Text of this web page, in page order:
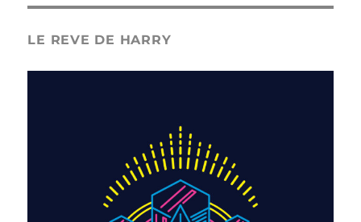
LE REVE DE HARRY